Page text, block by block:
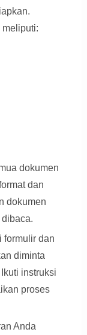
meliputi:
dokumen
dan
dokumen
formulir dan
diminta
instruksi
proses
Anda